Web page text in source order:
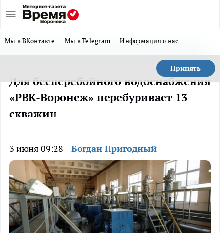
Мы в ВКонтакте Мы в Telegram Информация о нас
Принять
Для бесперебойного водоснабжения
«РВК-Воронеж» перебуривает 13
скважин
3 июня 09:28 Богдан Пригодный